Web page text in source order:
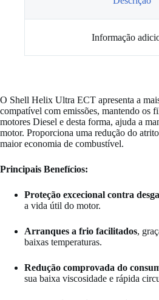
Informação
O Shell Helix Ultra ECT apresenta a
compatível com emissões, mantendo os
motores Diesel e desta forma, ajuda a
motor. Proporciona uma redução do
maior economia de combustível.
Principais Benefícios:
Proteção excecional contra
a vida útil do motor.
Arranques a frio facilitados,
baixas temperaturas.
Redução comprovada do
sua baixa viscosidade e rápida